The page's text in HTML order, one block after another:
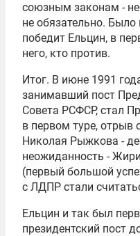
союзным законам -
не обязательно.
победит Ельцин, в
него, кто против.
Итог. В июне 1991
занимавший пост
Совета РСФСР, стал
в первом туре, отрыв
Николая Рыжкова -
неожиданность -
(первый большой
с ЛДПР стали
Ельцин и так был
президентский пост